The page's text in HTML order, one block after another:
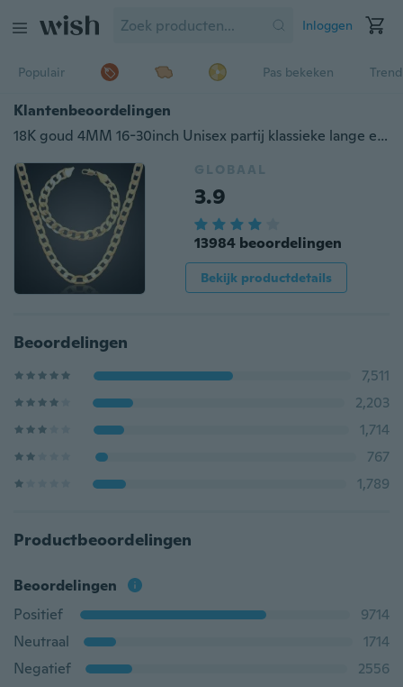
Inloggen
Populair Pas bekeken
Klantenbeoordelingen
18K goud 4MM 16-30inch Unisex partij klassieke lange eenvoudige Snake Chain Link Chain Jewerly Figaro ketting armband set
GLOBAAL
3.9
13984 beoordelingen
Bekijk productdetails
Beoordelingen
7,511
2,203
1,714
767
1,789
Productbeoordelingen
Beoordelingen
Positief
9714
Neutraal
1714
Negatief
2556